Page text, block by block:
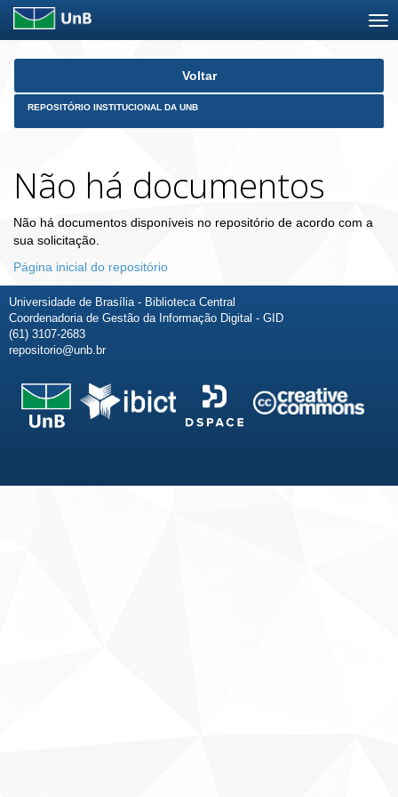
Skip
Voltar
REPOSITÓRIO INSTITUCIONAL DA UNB
Não há documentos
Não há documentos disponíveis no repositório de acordo com a
sua solicitação.
Página inicial do repositório
Universidade de Brasília - Biblioteca Central
Coordenadoria de Gestão da Informação Digital - GID
(61) 3107-2683
repositorio@unb.br